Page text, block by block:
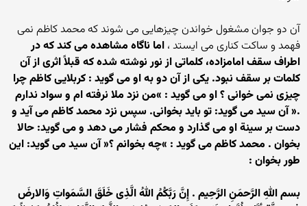
آن دو جوان مشغول خواندن چیزهایی می شوند که محمد کاظم نمی
فهمد و ساکت کناری می ایستد ، اما ناگاه مشاهده می کند که در
اطراف سقف امامزاده، کلماتی از نور نوشته شده که قبلاً اثری از آن
کلمات بر سقف نبود. یکی از آن دو به او می گوید : کربلایی کاظم چرا
چیزی نمی خوانی ؟ او می گوید : »من نزد ملا نرفته ام و سواد ندارم
.« آن سید می گوید: تو باید بخوانی. سپس نزد محمد کاظم می آید و
دست بر سینة او می گذارد و محکم فشار می دهد و می گوید: حالا
بخوان . محمد کاظم می گوید : »چه بخوانم ؟« آن سید می گوید: این
طور بخوان :
بسم اللهِ الرَّحمَنِ الرَّحِیم . إِنَّ رَبَّکُمُ اللهُ الَّذِی خَلَقَ السَّمَواتِ وَالارضَ